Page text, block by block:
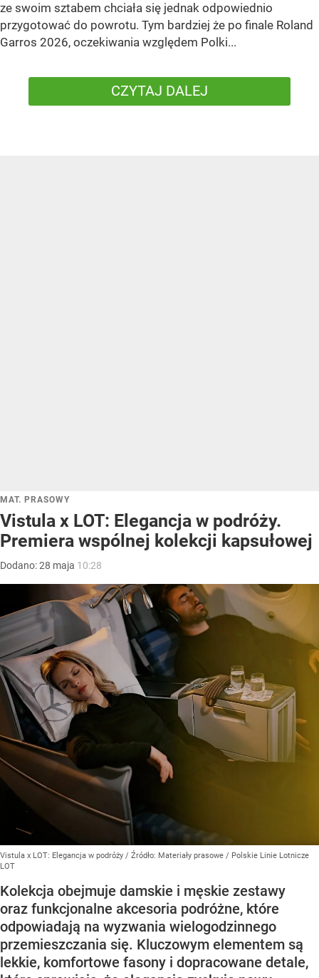
ze swoim sztabem chciała się jednak odpowiednio
przygotować do powrotu. Tym bardziej że po finale Roland
Garros 2026, oczekiwania względem Polki...
CZYTAJ DALEJ
MAT. PRASOWY
Vistula x LOT: Elegancja w podróży.
Premiera wspólnej kolekcji kapsułowej
Dodano:28 maja 10:28
Vistula x LOT: Elegancja w podróży / Źródło: Materiały prasowe / Polskie Linie Lotnicze
LOT
Kolekcja obejmuje damskie i męskie zestawy
oraz funkcjonalne akcesoria podróżne, które
odpowiadają na wyzwania wielogodzinnego
przemieszczania się. Kluczowym elementem są
lekkie, komfortowe fasony i dopracowane detale,